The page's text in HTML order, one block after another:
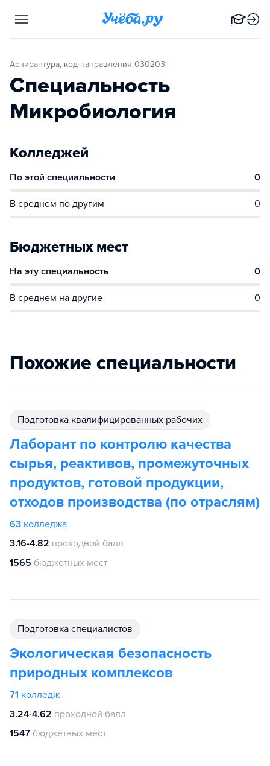
Аспирантура, код направления 030203
Специальность
Микробиология
Колледжей
По этой специальности 0
В среднем по другим 0
Бюджетных мест
На эту специальность 0
В среднем на другие 0
Похожие специальности
подготовка квалифицированных рабочих
Лаборант по контролю качества
сырья, реактивов, промежуточных
продуктов, готовой продукции,
отходов производства (по отраслям)
63 колледжа
3.16-4.82 проходной балл
1565 бюджетных мест
подготовка специалистов
Экологическая безопасность
природных комплексов
71 колледж
3.24-4.62 проходной балл
1547 бюджетных мест